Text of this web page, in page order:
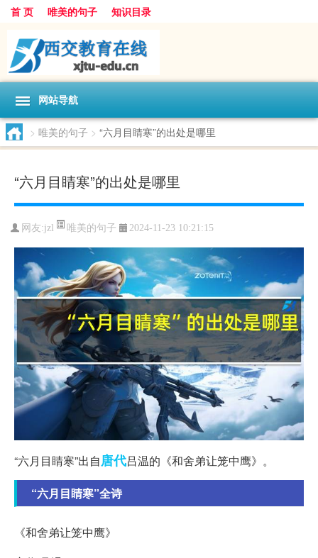
首 页 唯美的句子 知识目录
网站导航
> 唯美的句子 > “六月目睛寒”的出处是哪里
“六月目睛寒”的出处是哪里
网友:jzl 唯美的句子 2024-11-23 10:21:15
“六月目睛寒”出自唐代吕温的《和舍弟让笼中鹰》。
“六月目睛寒”全诗
《和舍弟让笼中鹰》